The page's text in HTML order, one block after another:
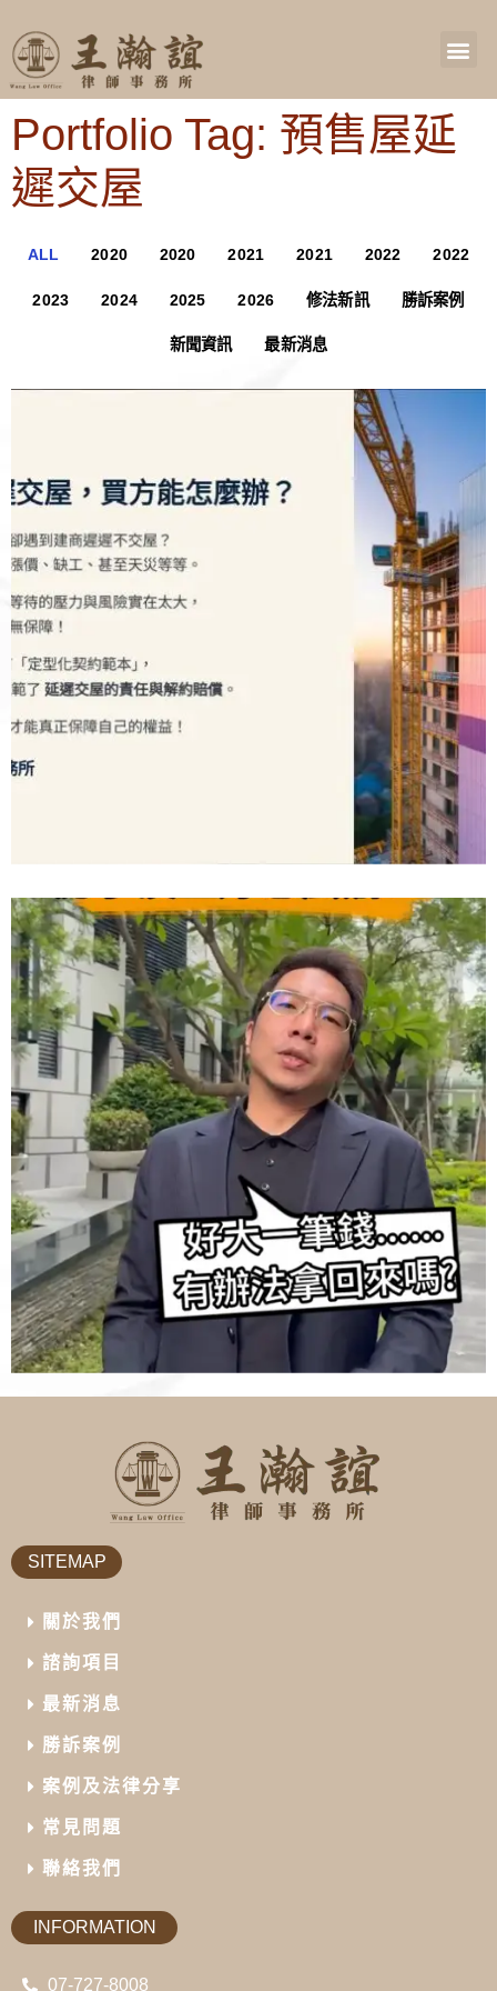
Portfolio Tag: 預售屋延
遲交屋
ALL 2020 2020 2021 2021 2022 2022
2023 2024 2025 2026 修法新訊 勝訴案例
新聞資訊 最新消息
SITEMAP
關於我們
諮詢項目
最新消息
勝訴案例
案例及法律分享
常見問題
聯絡我們
INFORMATION
07-727-8008